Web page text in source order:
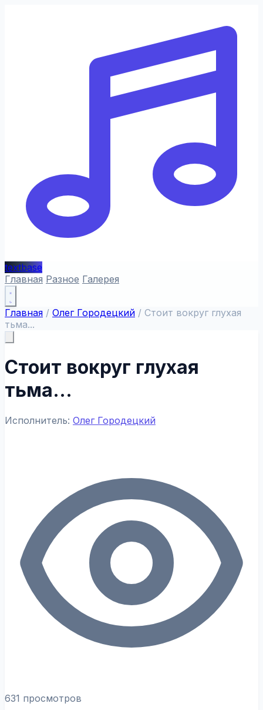
textbase
Главная Разное Галерея
Главная / Олег Городецкий / Стоит вокруг глухая
тьма...
Стоит вокруг глухая
тьма...
Исполнитель: Олег Городецкий
631 просмотров